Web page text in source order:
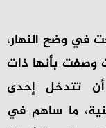
في وضح النهار،
وصفت بأنها ذات
تتدخل إحدى
ما ساهم في